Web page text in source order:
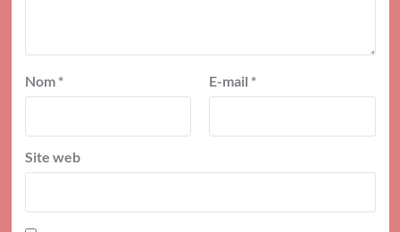
Nom * E-mail *
Site web